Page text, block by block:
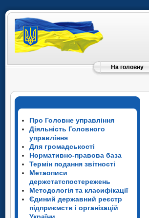
На головну
Про Головне управління
Діяльність Головного
управління
Для громадськості
Нормативно-правова база
Термін подання звітності
Метаописи
держстатспостережень
Методологія та класифікації
Єдиний державний реєстр
підприємств і організацій